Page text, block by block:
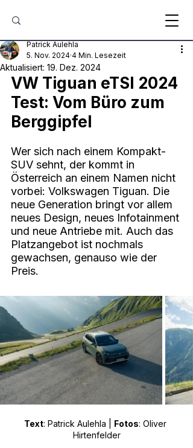
Patrick Aulehla
5. Nov. 2024 4 Min. Lesezeit
Aktualisiert: 19. Dez. 2024
VW Tiguan eTSI 2024
Test: Vom Büro zum
Berggipfel
Wer sich nach einem Kompakt-
SUV sehnt, der kommt in
Österreich an einem Namen nicht
vorbei: Volkswagen Tiguan. Die
neue Generation bringt vor allem
neues Design, neues Infotainment
und neue Antriebe mit. Auch das
Platzangebot ist nochmals
gewachsen, genauso wie der
Preis.
Text: Patrick Aulehla | Fotos: Oliver
Hirtenfelder